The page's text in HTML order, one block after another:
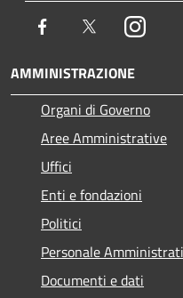
Facebook Twitter
AMMINISTRAZIONE
Organi di Governo
Aree Amministrative
Uffici
Enti e fondazioni
Politici
Personale
Documenti e dati